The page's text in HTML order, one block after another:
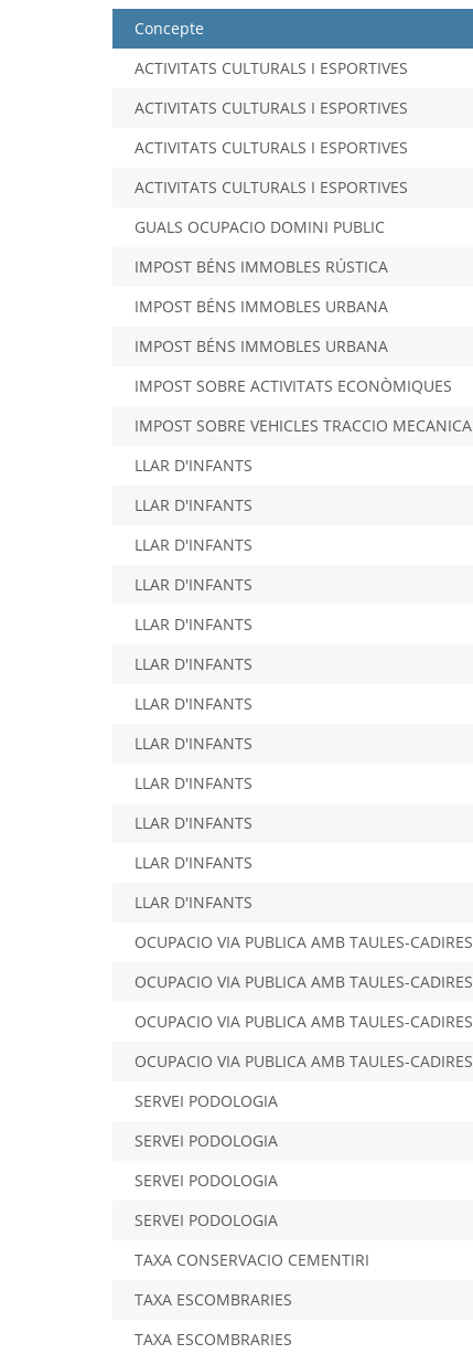
Concepte
ACTIVITATS CULTURALS I ESPORTIVES
ACTIVITATS CULTURALS I ESPORTIVES
ACTIVITATS CULTURALS I ESPORTIVES
ACTIVITATS CULTURALS I ESPORTIVES
GUALS OCUPACIO DOMINI PUBLIC
IMPOST BÉNS IMMOBLES RÚSTICA
IMPOST BÉNS IMMOBLES URBANA
IMPOST BÉNS IMMOBLES URBANA
IMPOST SOBRE ACTIVITATS ECONÒMIQUES
IMPOST SOBRE VEHICLES TRACCIO MECANICA
LLAR D'INFANTS
LLAR D'INFANTS
LLAR D'INFANTS
LLAR D'INFANTS
LLAR D'INFANTS
LLAR D'INFANTS
LLAR D'INFANTS
LLAR D'INFANTS
LLAR D'INFANTS
LLAR D'INFANTS
LLAR D'INFANTS
LLAR D'INFANTS
OCUPACIO VIA PUBLICA AMB TAULES-CADIRES
OCUPACIO VIA PUBLICA AMB TAULES-CADIRES
OCUPACIO VIA PUBLICA AMB TAULES-CADIRES
OCUPACIO VIA PUBLICA AMB TAULES-CADIRES
SERVEI PODOLOGIA
SERVEI PODOLOGIA
SERVEI PODOLOGIA
SERVEI PODOLOGIA
TAXA CONSERVACIO CEMENTIRI
TAXA ESCOMBRARIES
TAXA ESCOMBRARIES